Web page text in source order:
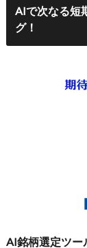
AIで次なる短
グ！
AI銘柄選定ツー